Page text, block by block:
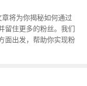
将为你揭秘如何通过
留住更多的粉丝。我们
面出发，帮助你实现粉